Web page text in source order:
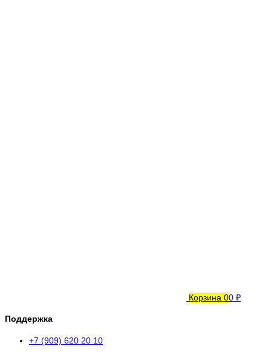
Корзина 00 ₽
Поддержка
+7 (909) 620 20 10